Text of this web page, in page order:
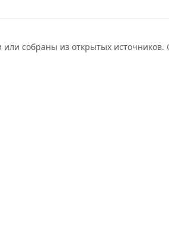
собраны из открытых источников.